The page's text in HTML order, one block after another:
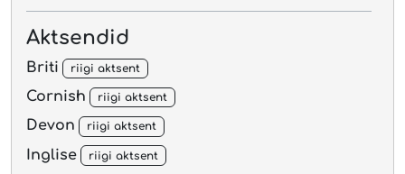
Aktsendid
Briti riigi aktsent
Cornish riigi aktsent
Devon riigi aktsent
Inglise riigi aktsent